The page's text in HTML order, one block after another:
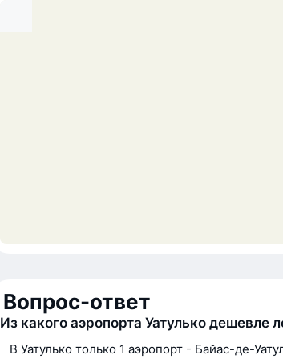
Вопрос-ответ
Из какого аэропорта Уатулько дешевле
В Уатулько только 1 аэропорт - Байас-де-